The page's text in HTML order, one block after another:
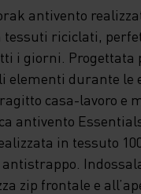
antivento
riciclati,
i giorni.
elementi durante le
casa-lavoro e
antivento
in tessuto
zip frontale e